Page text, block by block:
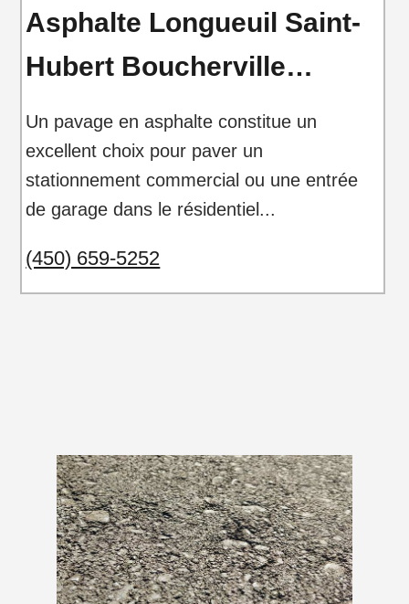
Asphalte Longueuil Saint-
Hubert Boucherville…
Un pavage en asphalte constitue un
excellent choix pour paver un
stationnement commercial ou une entrée
de garage dans le résidentiel...
(450) 659-5252